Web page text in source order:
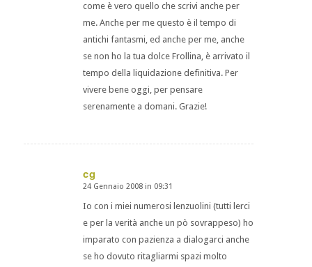
come è vero quello che scrivi anche per
me. Anche per me questo è il tempo di
antichi fantasmi, ed anche per me, anche
se non ho la tua dolce Frollina, è arrivato il
tempo della liquidazione definitiva. Per
vivere bene oggi, per pensare
serenamente a domani. Grazie!
cg
dice:
24 Gennaio 2008 in 09:31
Io con i miei numerosi lenzuolini (tutti lerci
e per la verità anche un pò sovrappeso) ho
imparato con pazienza a dialogarci anche
se ho dovuto ritagliarmi spazi molto